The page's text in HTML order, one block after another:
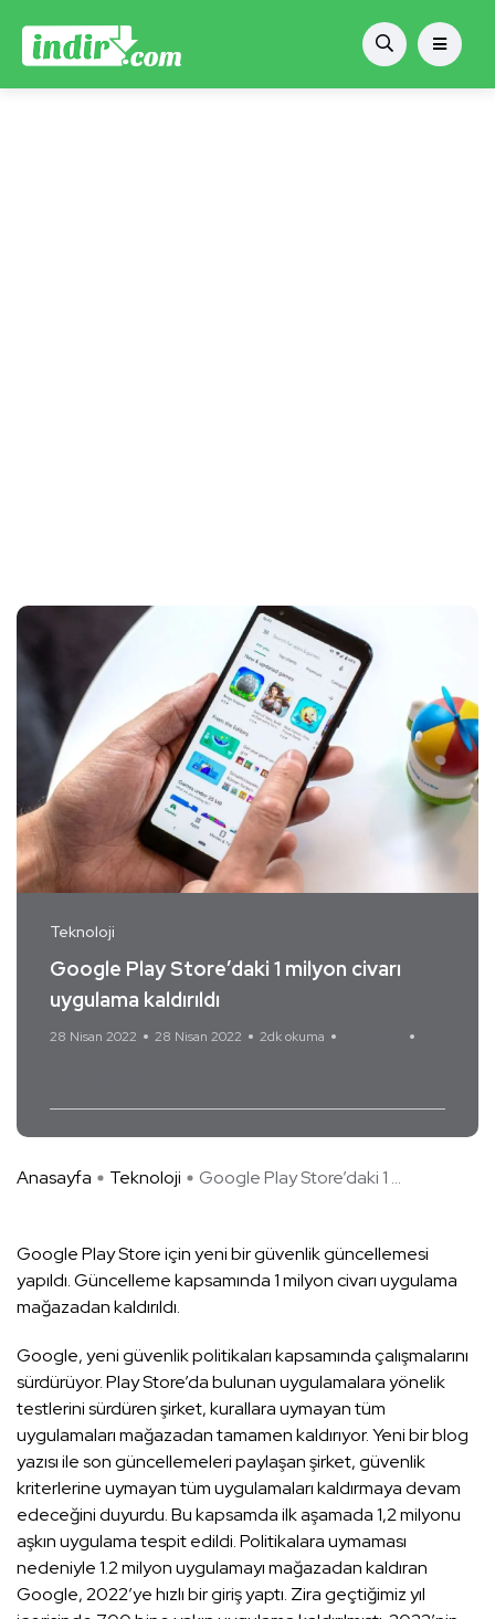
Teknoloji
Google Play Store’daki 1 milyon civarı
uygulama kaldırıldı
28 Nisan 2022 28 Nisan 2022 2dk okuma
Anasayfa Teknoloji Google Play Store’daki 1 ...
Google Play Store için yeni bir güvenlik güncellemesi
yapıldı. Güncelleme kapsamında 1 milyon civarı uygulama
mağazadan kaldırıldı.
Google, yeni güvenlik politikaları kapsamında çalışmalarını
sürdürüyor. Play Store’da bulunan uygulamalara yönelik
testlerini sürdüren şirket, kurallara uymayan tüm
uygulamaları mağazadan tamamen kaldırıyor. Yeni bir blog
yazısı ile son güncellemeleri paylaşan şirket, güvenlik
kriterlerine uymayan tüm uygulamaları kaldırmaya devam
edeceğini duyurdu. Bu kapsamda ilk aşamada 1,2 milyonu
aşkın uygulama tespit edildi. Politikalara uymaması
nedeniyle 1.2 milyon uygulamayı mağazadan kaldıran
Google, 2022’ye hızlı bir giriş yaptı. Zira geçtiğimiz yıl